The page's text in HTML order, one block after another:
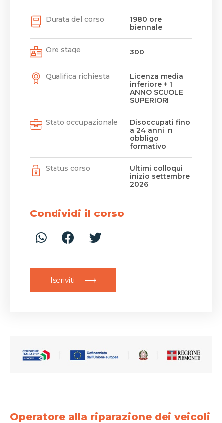
Operatore alla riparazione dei veicoli
Durata del corso
1980 ore
biennale
Ore stage 300
Qualifica richiesta
Licenza media
inferiore + 1
ANNO SCUOLE
SUPERIORI
Stato occupazionale
Disoccupati fino
a 24 anni in
obbligo
formativo
Status corso
Ultimi colloqui
inizio settembre
2026
Condividi il corso
Iscriviti